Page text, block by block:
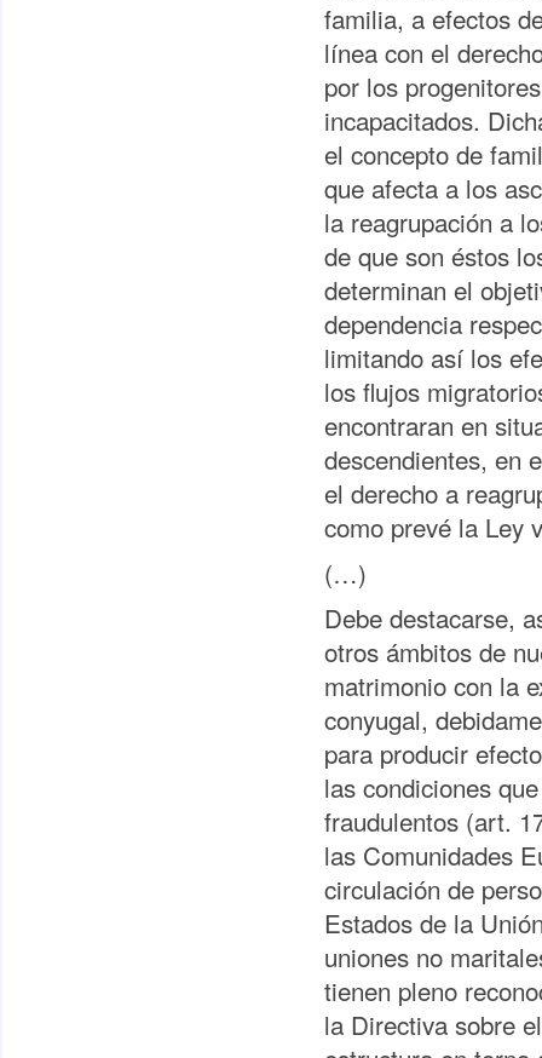
familia, a efectos
línea con el
por los
incapacitados.
el concepto de
que afecta a los
la reagrupación a
de que son éstos
determinan el
dependencia
limitando así los
los flujos
encontraran en
descendientes, en
el derecho a
como prevé la Ley
(…)
Debe destacarse,
otros ámbitos de
matrimonio con la
conyugal,
para producir
las condiciones
fraudulentos (art.
las Comunidades
circulación de
Estados de la
uniones no
tienen pleno
la Directiva sobre